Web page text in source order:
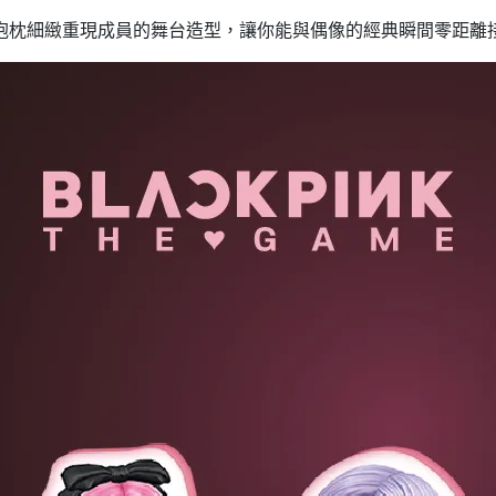
枕細緻重現成員的舞台造型，讓你能與偶像的經典瞬間零距離